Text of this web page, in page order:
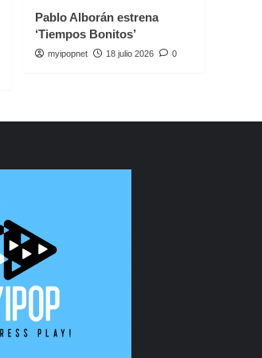
Pablo Alborán estrena
‘Tiempos Bonitos’
myipopnet 18 julio 2026 0